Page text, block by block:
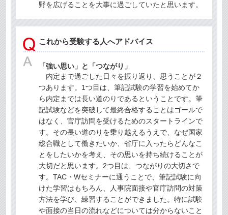
野を広げることを大事に過ごしていたと思います。
これから受験する人へアドバイス
「強い思い」と「つながり」
内定まで過ごした日々を振り返り、思うことが２
つあります。1つ目は、筆記試験の学習を始めてか
ら内定までは長い道のりであるということです。筆
記試験などを突破して最終合格することはゴールで
はなく、官庁訪問を受けるためのスタートラインで
す。その長い道のりを乗り越えるうえで、なぜ国家
総合職として働きたいか、省庁に入ったらどんなこ
とをしたいかを考え、その思いを持ち続けることが
大切だと思います。2つ目は、つながりの大切さで
す。TAC・Wセミナーに通うことで、筆記試験に向
けた学習はもちろん、人事院面接や官庁訪問の対策
方法を学び、練習することができました。特に試験
や面接の当日の流れなどについては分からないこと